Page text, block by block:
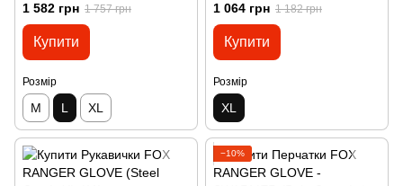
1 582 грн 1 757 грн
Купити
Розмір
M L XL
1 064 грн 1 182 грн
Купити
Розмір
XL
−10%